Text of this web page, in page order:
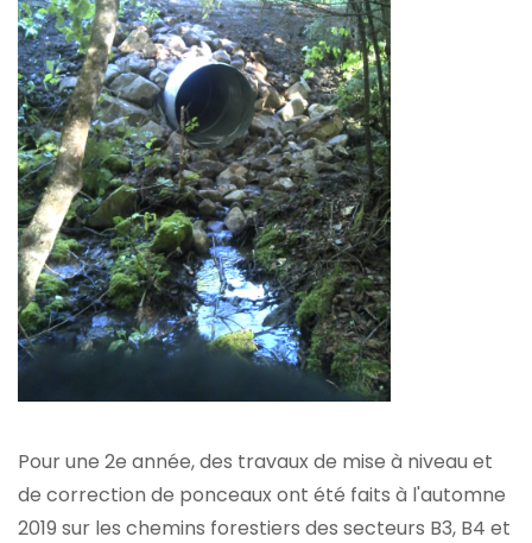
Pour une 2e année, des travaux de mise à niveau et
de correction de ponceaux ont été faits à l'automne
2019 sur les chemins forestiers des secteurs B3, B4 et